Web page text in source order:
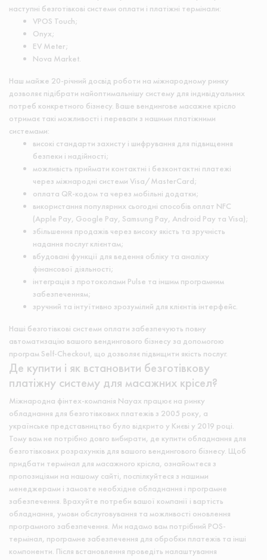
наступні безготівкові системи оплати і платіжні термінали:
VPOS Touch;
Onyx;
EV Meter;
Nova Market.
Наш майже 20-річний досвід роботи на міжнародному ринку
дозволяє підібрати найоптимальнішу систему для індивідуальних
потреб конкретного бізнесу. Ваше вендингове масажне крісло
отримає такі можливості і переваги з нашими платіжними
системами:
високі стандарти захисту і шифрування для підвищення
безпеки і надійності;
можливість приймати контактні і безконтактні платежі
через міжнародні системи Visa/MasterCard;
оплата QR-кодом та через мобільні додатки;
використання популярних сьогодні способів оплат NFC
(Apple Pay, Google Pay, Samsung Pay, Android Pay та Visa);
збільшення продажів через високу якість та зручність
надання послуг клієнтам;
вбудовані функції для ведення обліку та аналіху
фінансової діяльності;
інтеграція з протоколами Pulse та іншим програмним
забезпеченням;
зручний та інтуїтивно зрозумілий для клієнтів інтерфейс.
Наші безготівкові системи оплати забезпечують повну
автоматизацію вашого вендингового бізнесу за допомогою
програм Self-Checkout, що дозволяє підвищити якість послуг.
Де купити і як встановити безготівкову
платіжну систему для масажних крісел?
Міжнародна фінтех-компанія Nayax працює на ринку
обладнання для безготівкових платежів з 2005 року, а
українське представництво було відкрито у Києві у 2019 році.
Тому вам не потрібно довго вибирати, де купити обладнання для
безготівкових розрахунків для вашого вендингового бізнесу. Щоб
придбати термінал для масажного крісла, ознайомтеся з
пропозиціями на нашому сайті, поспілкуйтеся з нашими
менеджерами і замовте необхідне обладнання і програмне
забезпечення. Врахуйте потреби вашої компанії і вартість
обладнання, умови обслуговування та можливості оновлення
програмного забезпечення. Ми надамо вам потрібний POS-
термінал, програмне забезпечення для обробки платежів та інші
компоненти. Після встановлення проведіть налаштування